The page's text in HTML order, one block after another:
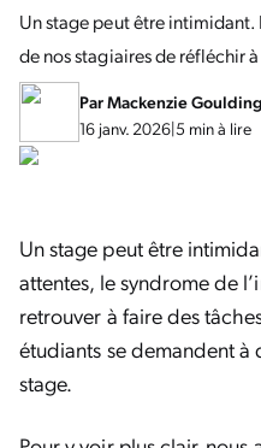
Un stage peut être
de nos stagiaires de réfléchir
ParMackenzie Goulding
16 janv. 2026|5 min à lire
Un stage peut être
attentes, le syndrome de
retrouver à faire des
étudiants se demandent à
stage.